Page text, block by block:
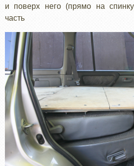
и поверх него (прямо на
часть